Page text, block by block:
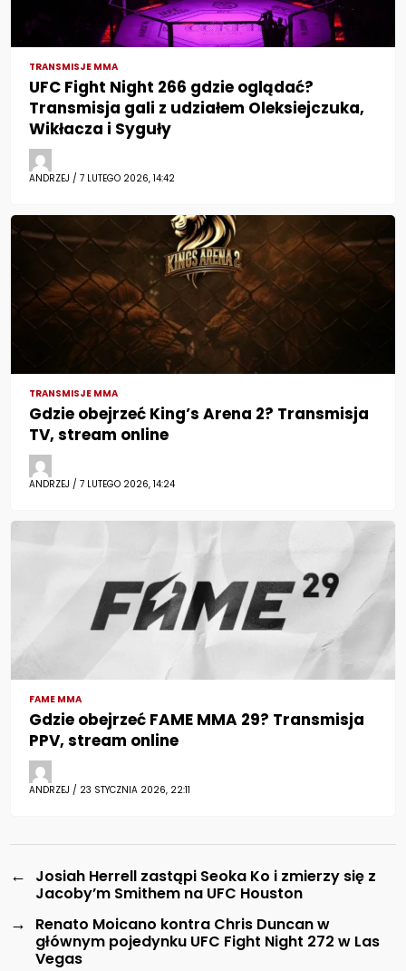
TRANSMISJE MMA
UFC Fight Night 266 gdzie oglądać?
Transmisja gali z udziałem Oleksiejczuka,
Wikłacza i Syguły
ANDRZEJ / 7 LUTEGO 2026, 14:42
TRANSMISJE MMA
Gdzie obejrzeć King’s Arena 2? Transmisja
TV, stream online
ANDRZEJ / 7 LUTEGO 2026, 14:24
FAME MMA
Gdzie obejrzeć FAME MMA 29? Transmisja
PPV, stream online
ANDRZEJ / 23 STYCZNIA 2026, 22:11
←
Josiah Herrell zastąpi Seoka Ko i zmierzy się z
Jacoby’m Smithem na UFC Houston
→
Renato Moicano kontra Chris Duncan w
głównym pojedynku UFC Fight Night 272 w Las
Vegas